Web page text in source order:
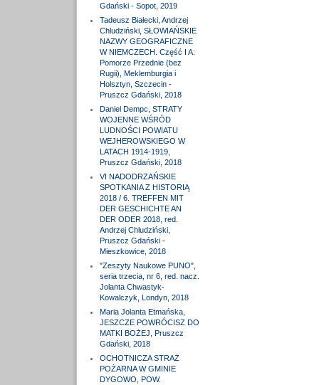
Gdański - Sopot, 2019
Tadeusz Białecki, Andrzej
Chludziński, SŁOWIAŃSKIE
NAZWY GEOGRAFICZNE
W NIEMCZECH. Część I A:
Pomorze Przednie (bez
Rugii), Meklemburgia i
Holsztyn, Szczecin -
Pruszcz Gdański, 2018
Daniel Dempc, STRATY
WOJENNE WŚRÓD
LUDNOŚCI POWIATU
WEJHEROWSKIEGO W
LATACH 1914-1919,
Pruszcz Gdański, 2018
VI NADODRZAŃSKIE
SPOTKANIA Z HISTORIĄ
2018 / 6. TREFFEN MIT
DER GESCHICHTE AN
DER ODER 2018, red.
Andrzej Chludziński,
Pruszcz Gdański -
Mieszkowice, 2018
"Zeszyty Naukowe PUNO",
seria trzecia, nr 6, red. nacz.
Jolanta Chwastyk-
Kowalczyk, Londyn, 2018
Maria Jolanta Etmańska,
JESZCZE POWRÓCISZ DO
MATKI BOŻEJ, Pruszcz
Gdański, 2018
OCHOTNICZA STRAŻ
POŻARNA W GMINIE
DYGOWO, POW.